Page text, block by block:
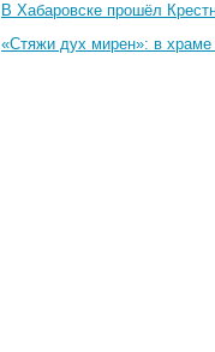
В Хабаровске прошёл
«Стяжи дух мирен»: в храме